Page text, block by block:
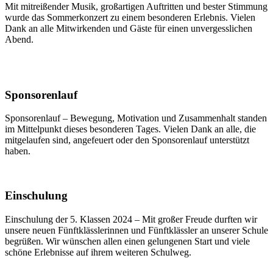
Mit mitreißender Musik, großartigen Auftritten und bester Stimmung
wurde das Sommerkonzert zu einem besonderen Erlebnis. Vielen
Dank an alle Mitwirkenden und Gäste für einen unvergesslichen
Abend.
Sponsorenlauf
Sponsorenlauf – Bewegung, Motivation und Zusammenhalt standen
im Mittelpunkt dieses besonderen Tages. Vielen Dank an alle, die
mitgelaufen sind, angefeuert oder den Sponsorenlauf unterstützt
haben.
Einschulung
Einschulung der 5. Klassen 2024 – Mit großer Freude durften wir
unsere neuen Fünftklässlerinnen und Fünftklässler an unserer Schule
begrüßen. Wir wünschen allen einen gelungenen Start und viele
schöne Erlebnisse auf ihrem weiteren Schulweg.